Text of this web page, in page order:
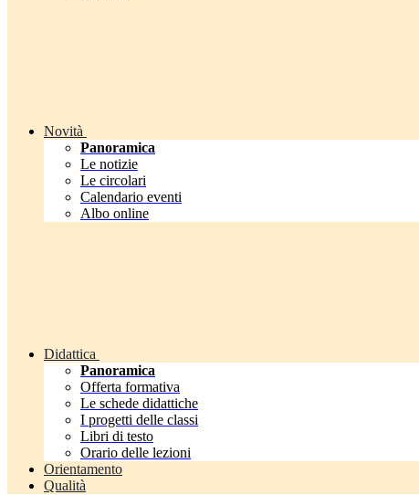
Novità
Panoramica
Le notizie
Le circolari
Calendario eventi
Albo online
Didattica
Panoramica
Offerta formativa
Le schede didattiche
I progetti delle classi
Libri di testo
Orario delle lezioni
Orientamento
Qualità